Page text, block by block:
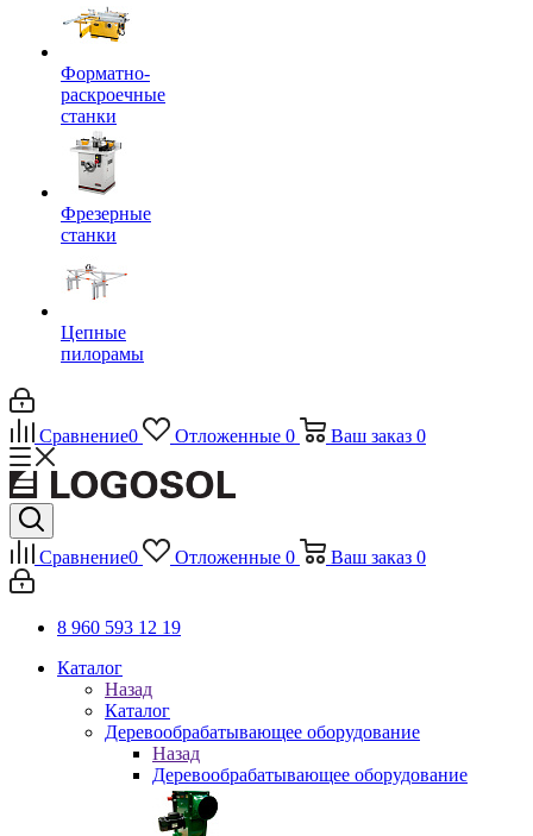
Форматно-
раскроечные
станки
Фрезерные
станки
Цепные
пилорамы
Сравнение0 Отложенные 0 Ваш заказ 0
Сравнение0 Отложенные 0 Ваш заказ 0
8 960 593 12 19
Каталог
Назад
Каталог
Деревообрабатывающее оборудование
Назад
Деревообрабатывающее оборудование